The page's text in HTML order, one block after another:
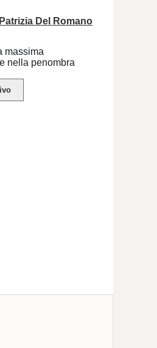
Patrizia Del Romano
massima
nella penombra